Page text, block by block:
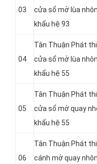
03
cửa sổ mở lùa
khẩu hệ 93
04
Tân Thuận Phát
cửa sổ mở lùa
khẩu hệ 55
05
Tân Thuận Phát
cửa sổ mở quay
khẩu hệ 55
06
Tân Thuận Phát
cánh mở quay